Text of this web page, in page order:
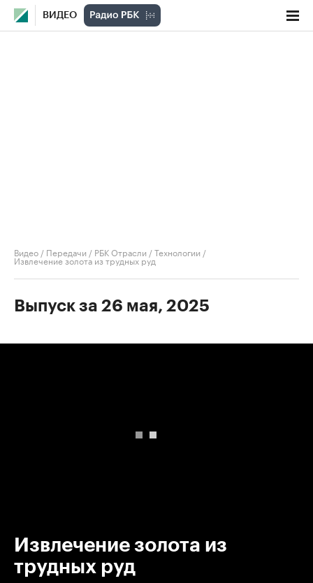
ВИДЕО
Видео / Передачи / РБК Отрасли / Технологии /
Извлечение золота из трудных руд
Выпуск за 26 мая, 2025
Извлечение золота из
трудных руд